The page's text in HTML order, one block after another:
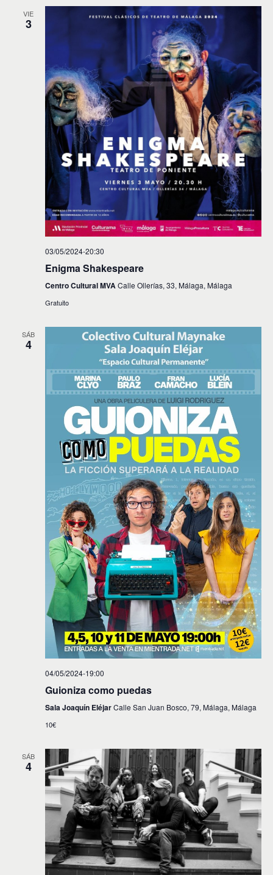
VIE
3
03/05/2024-20:30
Enigma Shakespeare
Centro Cultural MVACalle Ollerías, 33, Málaga, Málaga
Gratuito
SÁB
4
04/05/2024-19:00
Guioniza como puedas
Sala Joaquín EléjarCalle San Juan Bosco, 79, Málaga, Málaga
10€
SÁB
4